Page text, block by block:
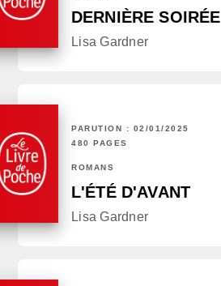
DERNIÈRE SOIRÉE
Lisa Gardner
PARUTION : 02/01/2025
480 PAGES
ROMANS
L'ÉTÉ D'AVANT
Lisa Gardner